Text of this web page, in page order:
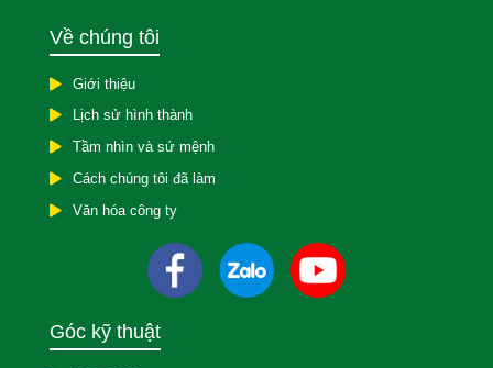
Về chúng tôi
Giới thiệu
Lịch sử hình thành
Tầm nhìn và sứ mệnh
Cách chúng tôi đã làm
Văn hóa công ty
Góc kỹ thuật